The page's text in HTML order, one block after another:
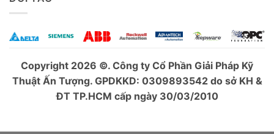
Copyright 2026 ©. Công ty Cổ Phần Giải Pháp Kỹ
Thuật Ấn Tượng. GPDKKD: 0309893542 do sở KH &
ĐT TP.HCM cấp ngày 30/03/2010